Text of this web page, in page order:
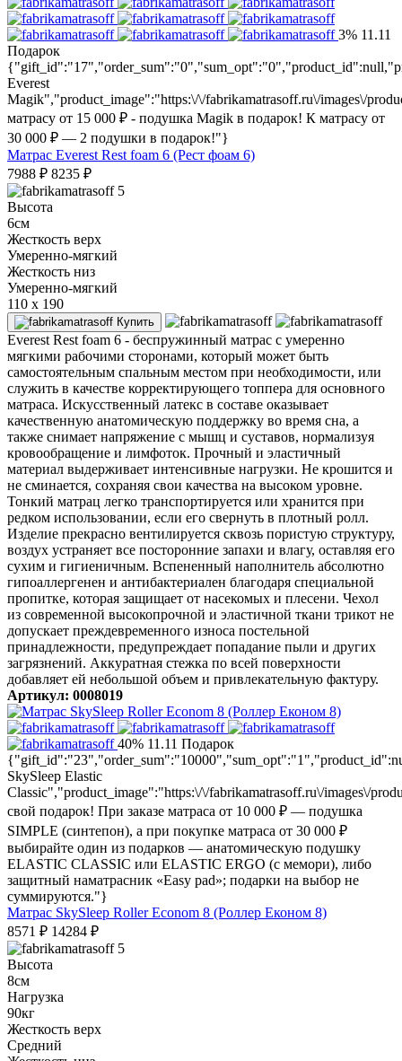
3% 11.11
Подарок
Everest
Magik","product_image":"https:\/\/fabrikamatrasoff.ru\/images\/
матрасу от 15 000 ₽ - подушка Magik в подарок! К матрасу от
30 000 ₽ — 2 подушки в подарок!"}
Матрас Everest Rest foam 6 (Рест фоам 6)
7988 ₽ 8235 ₽
5
Высота
6см
Жесткость верх
Умеренно-мягкий
Жесткость низ
Умеренно-мягкий
110 x 190
Купить
Everest Rest foam 6 - беспружинный матрас с умеренно
мягкими рабочими сторонами, который может быть
самостоятельным спальным местом при необходимости, или
служить в качестве корректирующего топпера для основного
матраса. Искусственный латекс в составе оказывает
качественную анатомическую поддержку во время сна, а
также снимает напряжение с мышц и суставов, нормализуя
кровообращение и лимфоток. Прочный и эластичный
материал выдерживает интенсивные нагрузки. Не крошится и
не сминается, сохраняя свои качества на высоком уровне.
Тонкий матрац легко транспортируется или хранится при
редком использовании, если его свернуть в плотный ролл.
Изделие прекрасно вентилируется сквозь пористую структуру,
воздух устраняет все посторонние запахи и влагу, оставляя его
сухим и гигиеничным. Вспененный наполнитель абсолютно
гипоаллергенен и антибактериален благодаря специальной
пропитке, которая защищает от насекомых и плесени. Чехол
из современной высокопрочной и эластичной ткани трикот не
допускает преждевременного износа постельной
принадлежности, предупреждает попадание пыли и других
загрязнений. Аккуратная стежка по всей поверхности
добавляет ей небольшой объем и привлекательную фактуру.
Артикул: 0008019
40% 11.11 Подарок
SkySleep Elastic
Classic","product_image":"https:\/\/fabrikamatrasoff.ru\/images\/
свой подарок! При заказе матраса от 10 000 ₽ — подушка
SIMPLE (синтепон), а при покупке матраса от 30 000 ₽
выбирайте один из подарков — анатомическую подушку
ELASTIC CLASSIC или ELASTIC ERGO (с мемори), либо
защитный наматрасник «Easy pad»; подарки на выбор не
суммируются."}
Матрас SkySleep Roller Econom 8 (Роллер Економ 8)
8571 ₽ 14284 ₽
5
Высота
8см
Нагрузка
90кг
Жесткость верх
Средний